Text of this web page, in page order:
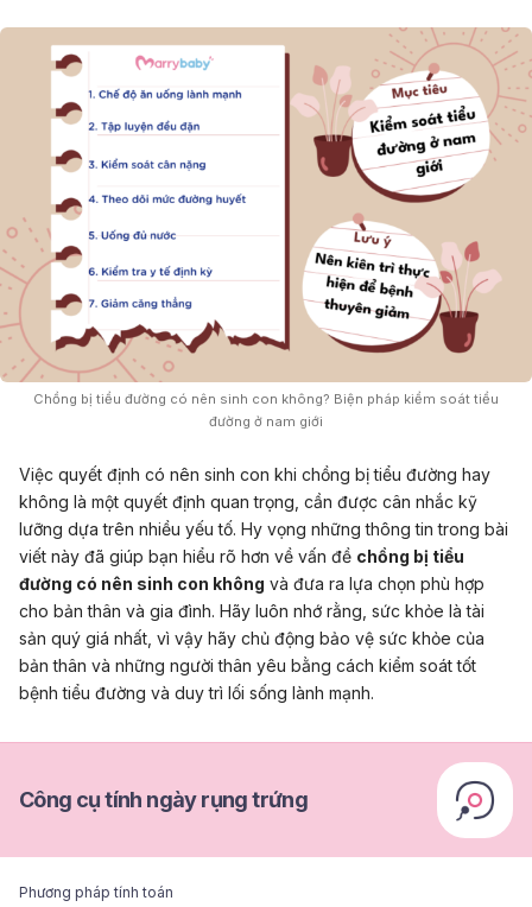
Chồng bị tiểu đường có nên sinh con không? Biện pháp kiểm soát tiểu
đường ở nam giới
Việc quyết định có nên sinh con khi chồng bị tiểu đường hay
không là một quyết định quan trọng, cần được cân nhắc kỹ
lưỡng dựa trên nhiều yếu tố. Hy vọng những thông tin trong bài
viết này đã giúp bạn hiểu rõ hơn về vấn đề chồng bị tiểu
đường có nên sinh con không và đưa ra lựa chọn phù hợp
cho bản thân và gia đình. Hãy luôn nhớ rằng, sức khỏe là tài
sản quý giá nhất, vì vậy hãy chủ động bảo vệ sức khỏe của
bản thân và những người thân yêu bằng cách kiểm soát tốt
bệnh tiểu đường và duy trì lối sống lành mạnh.
Công cụ tính ngày rụng trứng
Phương pháp tính toán